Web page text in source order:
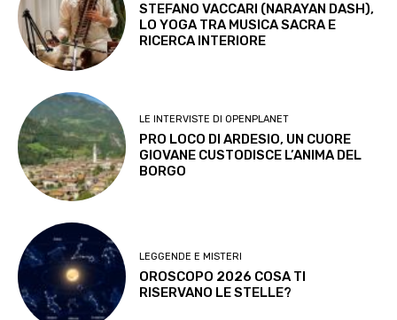
STEFANO VACCARI (NARAYAN DASH),
LO YOGA TRA MUSICA SACRA E
RICERCA INTERIORE
LE INTERVISTE DI OPENPLANET
PRO LOCO DI ARDESIO, UN CUORE
GIOVANE CUSTODISCE L’ANIMA DEL
BORGO
LEGGENDE E MISTERI
OROSCOPO 2026 COSA TI
RISERVANO LE STELLE?